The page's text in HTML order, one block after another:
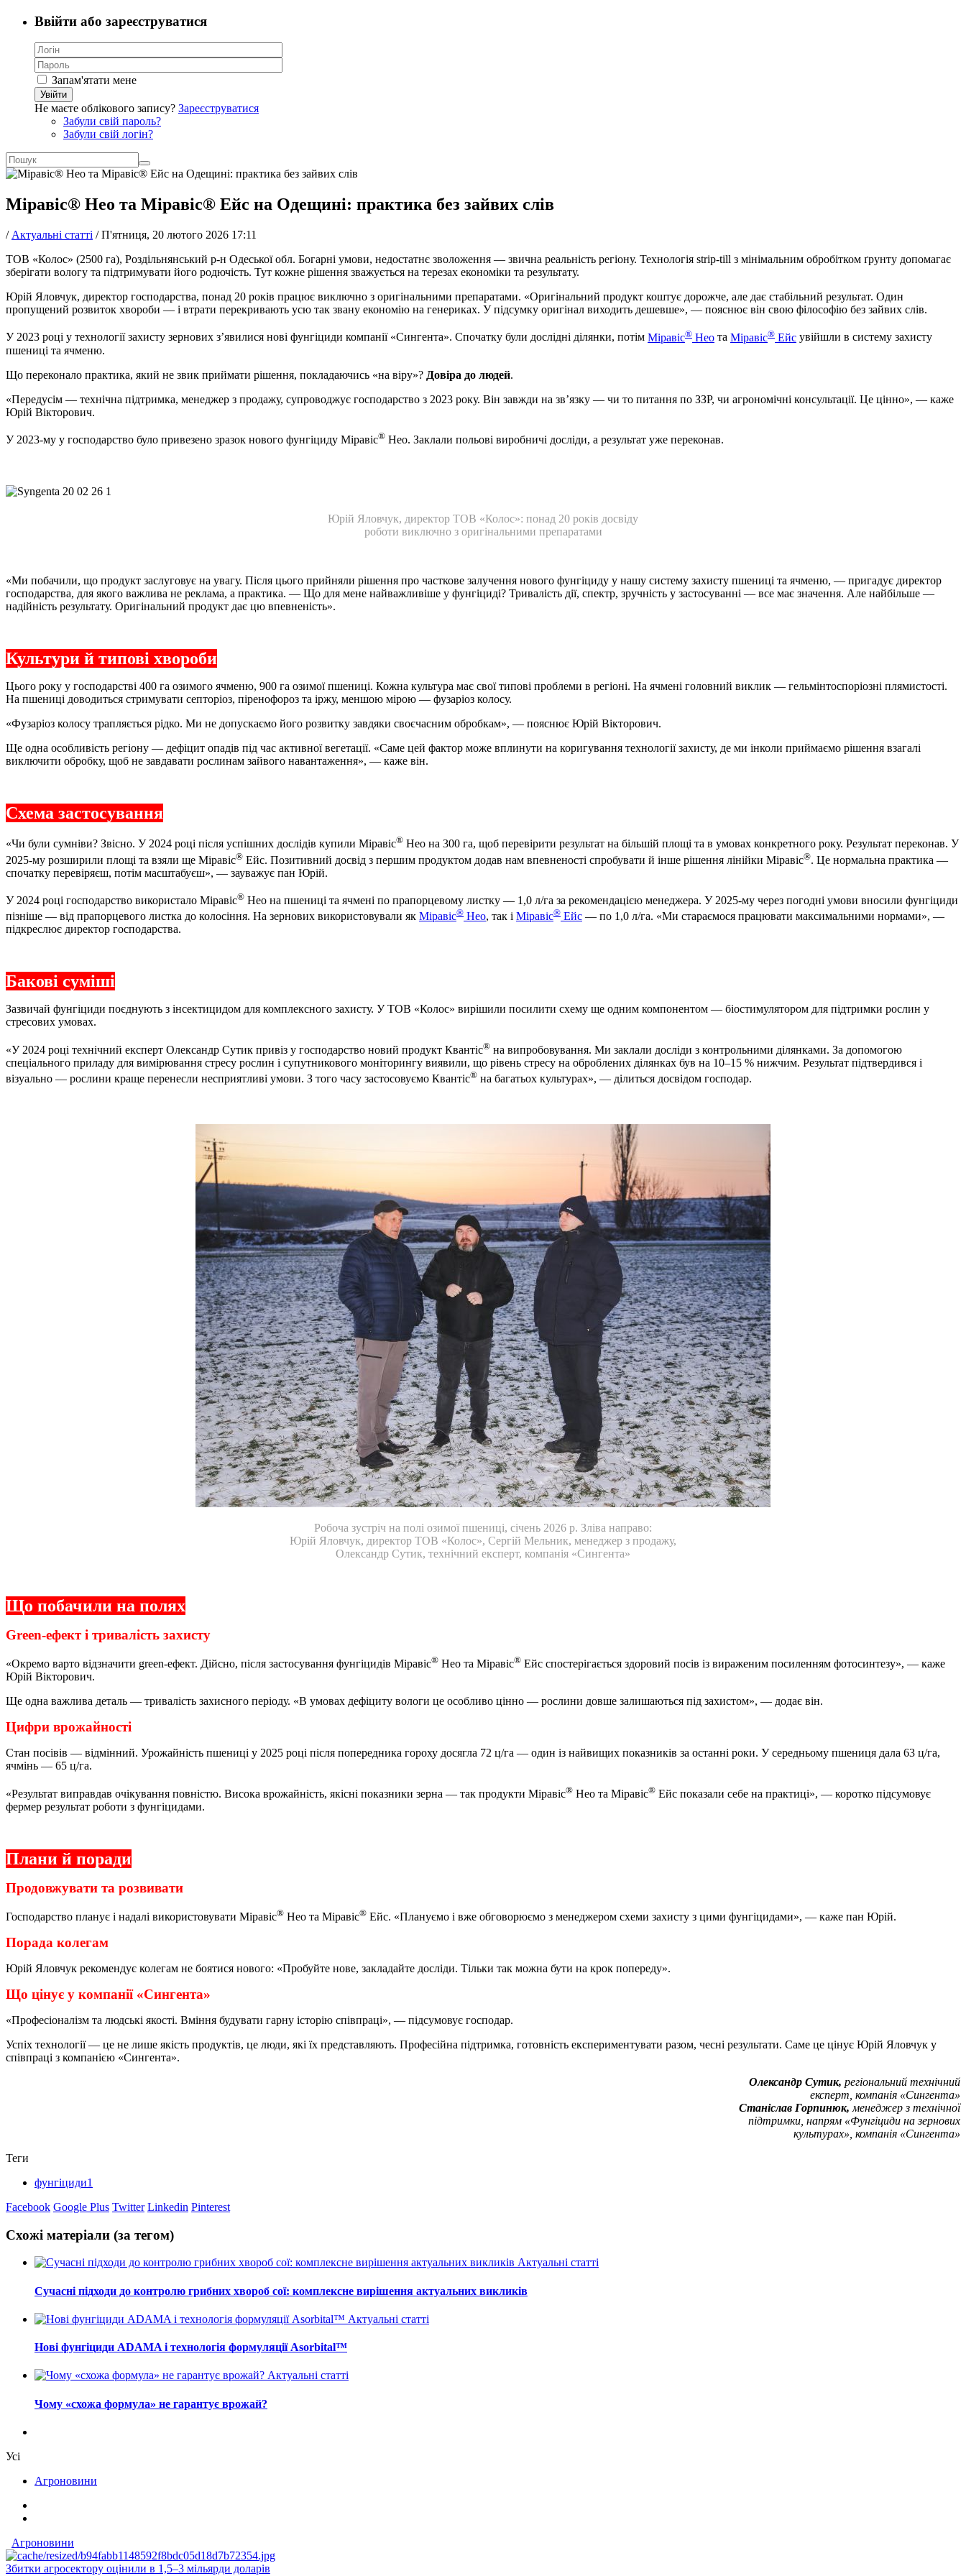
Ввійти або зареєструватися
Запам'ятати мене
Увійти
Не маєте облікового запису? Зареєструватися
Забули свій пароль?
Забули свій логін?
Міравіс® Нео та Міравіс® Ейс на Одещині: практика без зайвих слів
/ Актуальні статті /П'ятниця, 20 лютого 2026 17:11
ТОВ «Колос» (2500 га), Роздільнянський р-н Одеської обл. Богарні умови, недостатнє зволоження — звична реальність регіону. Технологія strip-till з мінімальним обробітком ґрунту допомагає
зберігати вологу та підтримувати його родючість. Тут кожне рішення зважується на терезах економіки та результату.
Юрій Яловчук, директор господарства, понад 20 років працює виключно з оригінальними препаратами. «Оригінальний продукт коштує дорожче, але дає стабільний результат. Один
пропущений розвиток хвороби — і втрати перекривають усю так звану економію на генериках. У підсумку оригінал виходить дешевше», — пояснює він свою філософію без зайвих слів.
У 2023 році у технології захисту зернових з’явилися нові фунгіциди компанії «Сингента». Спочатку були дослідні ділянки, потім Міравіс® Нео та Міравіс® Ейс увійшли в систему захисту
пшениці та ячменю.
Що переконало практика, який не звик приймати рішення, покладаючись «на віру»? Довіра до людей.
«Передусім — технічна підтримка, менеджер з продажу, супроводжує господарство з 2023 року. Він завжди на зв’язку — чи то питання по ЗЗР, чи агрономічні консультації. Це цінно», — каже
Юрій Вікторович.
У 2023-му у господарство було привезено зразок нового фунгіциду Міравіс® Нео. Заклали польові виробничі досліди, а результат уже переконав.
Юрій Яловчук, директор ТОВ «Колос»: понад 20 років досвіду
роботи виключно з оригінальними препаратами
«Ми побачили, що продукт заслуговує на увагу. Після цього прийняли рішення про часткове залучення нового фунгіциду у нашу систему захисту пшениці та ячменю, — пригадує директор
господарства, для якого важлива не реклама, а практика. — Що для мене найважливіше у фунгіциді? Тривалість дії, спектр, зручність у застосуванні — все має значення. Але найбільше —
надійність результату. Оригінальний продукт дає цю впевненість».
Культури й типові хвороби
Цього року у господарстві 400 га озимого ячменю, 900 га озимої пшениці. Кожна культура має свої типові проблеми в регіоні. На ячмені головний виклик — гельмінтоспоріозні плямистості.
На пшениці доводиться стримувати септоріоз, піренофороз та іржу, меншою мірою — фузаріоз колосу.
«Фузаріоз колосу трапляється рідко. Ми не допускаємо його розвитку завдяки своєчасним обробкам», — пояснює Юрій Вікторович.
Ще одна особливість регіону — дефіцит опадів під час активної вегетації. «Саме цей фактор може вплинути на коригування технології захисту, де ми інколи приймаємо рішення взагалі
виключити обробку, щоб не завдавати рослинам зайвого навантаження», — каже він.
Схема застосування
«Чи були сумніви? Звісно. У 2024 році після успішних дослідів купили Міравіс® Нео на 300 га, щоб перевірити результат на більшій площі та в умовах конкретного року. Результат переконав. У
2025-му розширили площі та взяли ще Міравіс® Ейс. Позитивний досвід з першим продуктом додав нам впевненості спробувати й інше рішення лінійки Міравіс®. Це нормальна практика —
спочатку перевіряєш, потім масштабуєш», — зауважує пан Юрій.
У 2024 році господарство використало Міравіс® Нео на пшениці та ячмені по прапорцевому листку — 1,0 л/га за рекомендацією менеджера. У 2025-му через погодні умови вносили фунгіциди
пізніше — від прапорцевого листка до колосіння. На зернових використовували як Міравіс® Нео, так і Міравіс® Ейс — по 1,0 л/га. «Ми стараємося працювати максимальними нормами», —
підкреслює директор господарства.
Бакові суміші
Зазвичай фунгіциди поєднують з інсектицидом для комплексного захисту. У ТОВ «Колос» вирішили посилити схему ще одним компонентом — біостимулятором для підтримки рослин у
стресових умовах.
«У 2024 році технічний експерт Олександр Сутик привіз у господарство новий продукт Квантіс® на випробовування. Ми заклали досліди з контрольними ділянками. За допомогою
спеціального приладу для вимірювання стресу рослин і супутникового моніторингу виявили, що рівень стресу на оброблених ділянках був на 10–15 % нижчим. Результат підтвердився і
візуально — рослини краще перенесли несприятливі умови. З того часу застосовуємо Квантіс® на багатьох культурах», — ділиться досвідом господар.
Робоча зустріч на полі озимої пшениці, січень 2026 р. Зліва направо:
Юрій Яловчук, директор ТОВ «Колос», Сергій Мельник, менеджер з продажу,
Олександр Сутик, технічний експерт, компанія «Сингента»
Що побачили на полях
Green-ефект і тривалість захисту
«Окремо варто відзначити green-ефект. Дійсно, після застосування фунгіцидів Міравіс® Нео та Міравіс® Ейс спостерігається здоровий посів із вираженим посиленням фотосинтезу», — каже
Юрій Вікторович.
Ще одна важлива деталь — тривалість захисного періоду. «В умовах дефіциту вологи це особливо цінно — рослини довше залишаються під захистом», — додає він.
Цифри врожайності
Стан посівів — відмінний. Урожайність пшениці у 2025 році після попередника гороху досягла 72 ц/га — один із найвищих показників за останні роки. У середньому пшениця дала 63 ц/га,
ячмінь — 65 ц/га.
«Результат виправдав очікування повністю. Висока врожайність, якісні показники зерна — так продукти Міравіс® Нео та Міравіс® Ейс показали себе на практиці», — коротко підсумовує
фермер результат роботи з фунгіцидами.
Плани й поради
Продовжувати та розвивати
Господарство планує і надалі використовувати Міравіс® Нео та Міравіс® Ейс. «Плануємо і вже обговорюємо з менеджером схеми захисту з цими фунгіцидами», — каже пан Юрій.
Порада колегам
Юрій Яловчук рекомендує колегам не боятися нового: «Пробуйте нове, закладайте досліди. Тільки так можна бути на крок попереду».
Що цінує у компанії «Сингента»
«Професіоналізм та людські якості. Вміння будувати гарну історію співпраці», — підсумовує господар.
Успіх технології — це не лише якість продуктів, це люди, які їх представляють. Професійна підтримка, готовність експериментувати разом, чесні результати. Саме це цінує Юрій Яловчук у
співпраці з компанією «Сингента».
Олександр Сутик, регіональний технічний
експерт, компанія «Сингента»
Станіслав Горпинюк, менеджер з технічної
підтримки, напрям «Фунгіциди на зернових
культурах», компанія «Сингента»
Теги
фунгіциди1
Facebook Google Plus Twitter Linkedin Pinterest
Схожі матеріали (за тегом)
Актуальні статті
Сучасні підходи до контролю грибних хвороб сої: комплексне вирішення актуальних викликів
Актуальні статті
Нові фунгіциди ADAMA і технологія формуляції Asorbital™
Актуальні статті
Чому «схожа формула» не гарантує врожай?
Усі
Агроновини
Агроновини
Збитки агросектору оцінили в 1,5–3 мільярди доларів